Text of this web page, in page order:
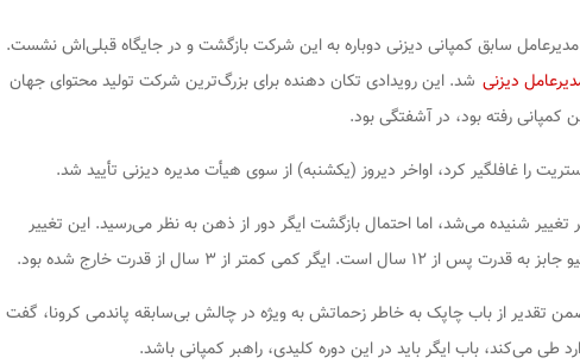
مدیرعامل سابق کمپانی دیزنی دوباره به این شرکت بازگشت و در جایگاه قبلی‌اش نشست.
دیزنی شد. این رویدادی تکان دهنده برای بزرگ‌ترین شرکت تولید محتوای جهان
را غافلگیر کرد، اواخر دیروز (یکشنبه) از سوی هیأت مدیره دیزنی تأیید شد.
شنیده می‌شد، اما احتمال بازگشت ایگر دور از ذهن به نظر می‌رسید. این تغییر
کمی کمتر از ۳ سال از قدرت خارج شده بود.
تقدیر از باب چاپک به خاطر زحماتش به ویژه در چالش بی‌سابقه پاندمی کرونا، گفت
طی می‌کند، باب ایگر باید در این دوره کلیدی، راهبر کمپانی باشد.